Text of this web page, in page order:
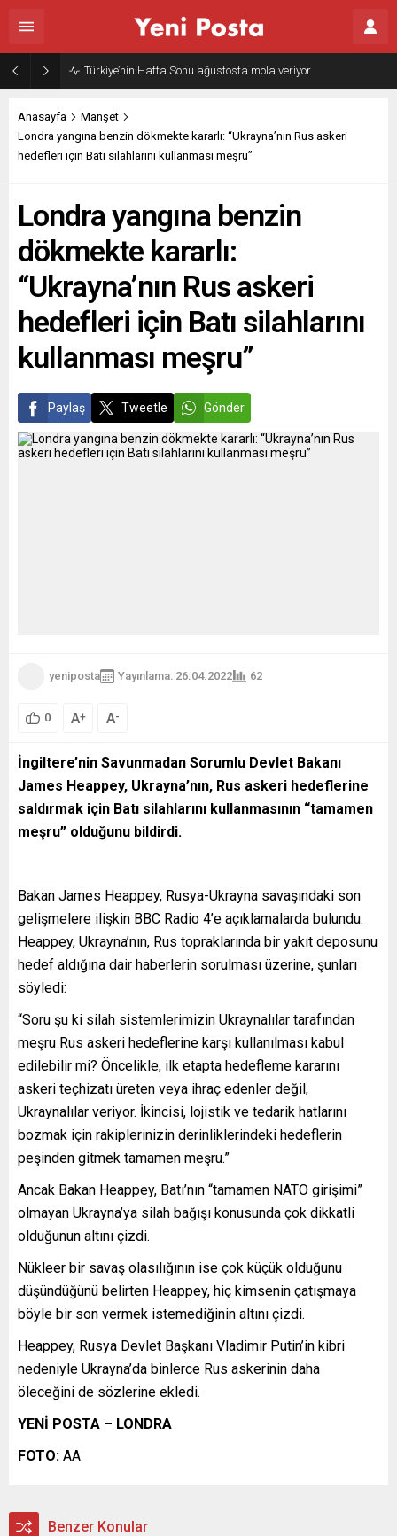
Gazze’nin geleceği: Teknokratik kontrol mü, kolonializm mi?
Anasayfa
Manşet
Londra yangına benzin dökmekte kararlı: “Ukrayna’nın Rus askeri
hedefleri için Batı silahlarını kullanması meşru”
Londra yangına benzin
dökmekte kararlı:
“Ukrayna’nın Rus askeri
hedefleri için Batı silahlarını
kullanması meşru”
Paylaş Tweetle Gönder
yeniposta Yayınlama: 26.04.2022 62
0 A+ A-
İngiltere’nin Savunmadan Sorumlu Devlet Bakanı
James Heappey, Ukrayna’nın, Rus askeri hedeflerine
saldırmak için Batı silahlarını kullanmasının “tamamen
meşru” olduğunu bildirdi.
Bakan James Heappey, Rusya-Ukrayna savaşındaki son
gelişmelere ilişkin BBC Radio 4’e açıklamalarda bulundu.
Heappey, Ukrayna’nın, Rus topraklarında bir yakıt deposunu
hedef aldığına dair haberlerin sorulması üzerine, şunları
söyledi:
“Soru şu ki silah sistemlerimizin Ukraynalılar tarafından
meşru Rus askeri hedeflerine karşı kullanılması kabul
edilebilir mi? Öncelikle, ilk etapta hedefleme kararını
askeri teçhizatı üreten veya ihraç edenler değil,
Ukraynalılar veriyor. İkincisi, lojistik ve tedarik hatlarını
bozmak için rakiplerinizin derinliklerindeki hedeflerin
peşinden gitmek tamamen meşru.”
Ancak Bakan Heappey, Batı’nın “tamamen NATO girişimi”
olmayan Ukrayna’ya silah bağışı konusunda çok dikkatli
olduğunun altını çizdi.
Nükleer bir savaş olasılığının ise çok küçük olduğunu
düşündüğünü belirten Heappey, hiç kimsenin çatışmaya
böyle bir son vermek istemediğinin altını çizdi.
Heappey, Rusya Devlet Başkanı Vladimir Putin’in kibri
nedeniyle Ukrayna’da binlerce Rus askerinin daha
öleceğini de sözlerine ekledi.
YENİ POSTA – LONDRA
FOTO: AA
Benzer Konular